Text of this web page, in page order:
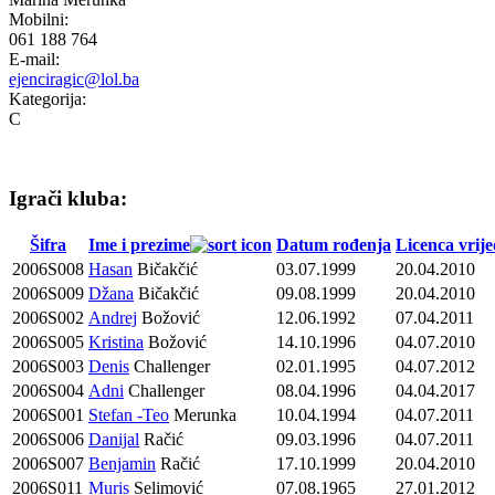
Mobilni:
061 188 764
E-mail:
ejenciragic@lol.ba
Kategorija:
C
Igrači kluba:
Šifra Ime i prezime Datum rođenja Licenca
2006S008 Hasan Bičakčić 03.07.1999
20.04.2010
2006S009 Džana Bičakčić 09.08.1999
20.04.2010
2006S002 Andrej Božović 12.06.1992
07.04.2011
2006S005 Kristina Božović 14.10.1996
04.07.2010
2006S003 Denis Challenger 02.01.1995
04.07.2012
2006S004 Adni Challenger 08.04.1996
04.04.2017
2006S001 Stefan -Teo Merunka 10.04.1994
04.07.2011
2006S006 Danijal Račić 09.03.1996
04.07.2011
2006S007 Benjamin Račić 17.10.1999
20.04.2010
2006S011 Muris Selimović 07.08.1965 27.01.2012